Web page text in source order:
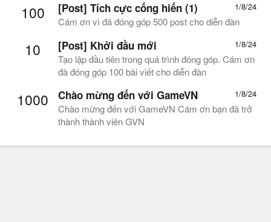
100 1/8/24
[Post] Tích cực cống hiến (1)
Cám ơn vì đã đóng góp 500 post cho diễn đàn
10 1/8/24
[Post] Khởi đầu mới
Tạo lập đầu tiên trong quá trình đóng góp. Cám ơn
đã đóng góp 100 bài viết cho diễn đàn
1000 1/8/24
Chào mừng đến với GameVN
Chào mừng đến với GameVN Cám ơn bạn đã trở
thành thành viên GVN